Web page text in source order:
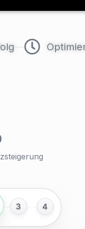
3 4